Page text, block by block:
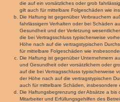
die auf ein vorsätzliches oder grob
gilt auch für mittelbare Folgeschäden wie
Die Haftung ist gegenüber Verbrauchern
fahrlässigem Verhalten oder bei Schäden
Gesundheit und der Verletzung
die bei Vertragsschluss typischerweise
Höhe nach auf die vertragstypischen
für mittelbare Folgeschäden wie
Die Haftung ist gegenüber Unternehmern
und Gesundheit oder vorsätzlichem oder
auf die bei Vertragsschluss typischerweise
der Höhe nach auf die vertragstypischen
auch für mittelbare Schäden, insbesondere
Die Haftungsbegrenzung der Absätze a
Mitarbeiter und Erfüllungsgehilfen des